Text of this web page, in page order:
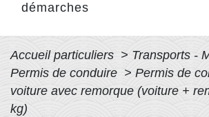
démarches
Accueil particuliers > Transports -
Permis de conduire > Permis de
voiture avec remorque (voiture +
kg)